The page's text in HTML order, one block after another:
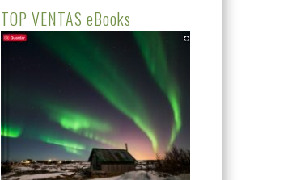
TOP VENTAS eBooks